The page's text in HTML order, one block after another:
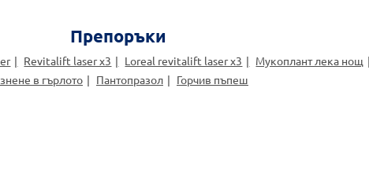
Препоръки
Revitalift laser x3 Loreal revitalift laser x3 Мукоплант лека нощ
в гърлото
Пантопразол Горчив пъпеш